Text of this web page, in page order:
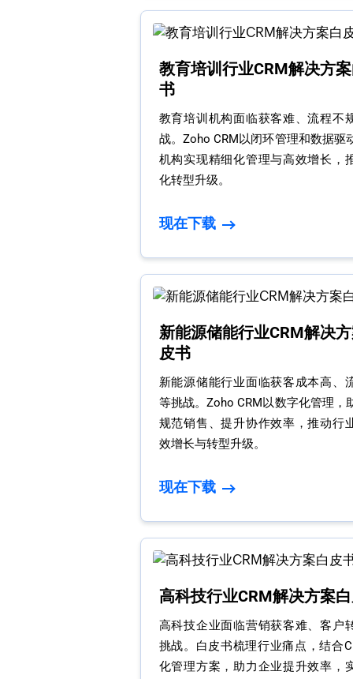
教育培训行业CRM解决方
书
教育培训机构面临获客难、流程不
战。Zoho CRM以闭环管理和数据驱
机构实现精细化管理与高效增长，
化转型升级。
现在下载
新能源储能行业CRM解决
皮书
新能源储能行业面临获客成本高、
等挑战。Zoho CRM以数字化管理，
规范销售、提升协作效率，推动行
效增长与转型升级。
现在下载
高科技行业CRM解决方案
高科技企业面临营销获客难、客户
挑战。白皮书梳理行业痛点，结合
化管理方案，助力企业提升效率，